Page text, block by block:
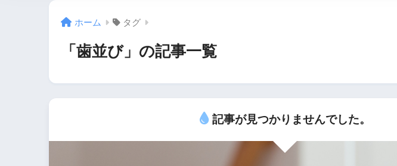
ホーム タグ
「歯並び」の記事一覧
記事が見つかりませんでした。